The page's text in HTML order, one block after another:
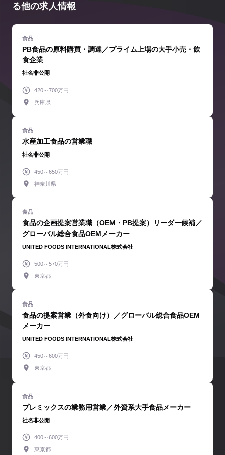
る他の求人情報
PB食品の原料購買・調達／プライム上場の大手小売・飲
食企業
社名非公開
420～700万円
兵庫県
水産加工食品の営業職
社名非公開
450～650万円
神奈川県
食品の企画提案営業職（OEM・PB提案）リーダー候補／
グローバル総合食品OEMメーカー
UNITED FOODS INTERNATIONAL株式会社
500～570万円
東京都
食品の提案営業（外食向け）／グローバル総合食品OEM
メーカー
UNITED FOODS INTERNATIONAL株式会社
450～600万円
東京都
プレミックスの業務用営業／外資系大手食品メーカー
社名非公開
400～600万円
東京都